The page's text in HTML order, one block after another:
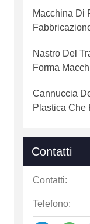
Macchina Di
Nastro Del
Forma
Cannuccia
Plastica Che
Contatti
Contatti:
Telefono: